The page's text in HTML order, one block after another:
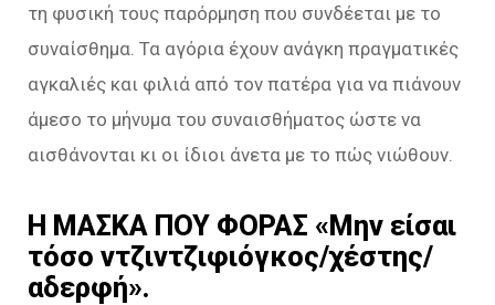
τη φυσική τους παρόρμηση που συνδέεται με το
συναίσθημα. Τα αγόρια έχουν ανάγκη πραγματικές
αγκαλιές και φιλιά από τον πατέρα για να πιάνουν
άμεσο το μήνυμα του συναισθήματος ώστε να
αισθάνονται κι οι ίδιοι άνετα με το πώς νιώθουν.
Η ΜΑΣΚΑ ΠΟΥ ΦΟΡΑΣ «Μην είσαι
τόσο ντζιντζιφιόγκος/χέστης/
αδερφή».